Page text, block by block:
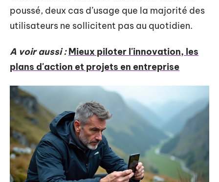
poussé, deux cas d’usage que la majorité des
utilisateurs ne sollicitent pas au quotidien.
A voir aussi : Mieux piloter l'innovation, les
plans d'action et projets en entreprise